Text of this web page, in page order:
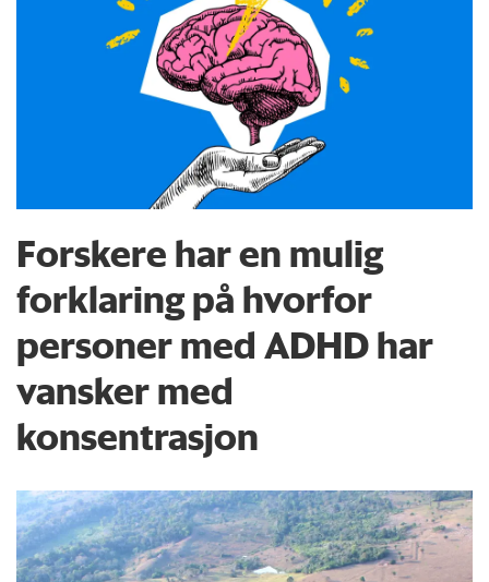
Forskere har en mulig
forklaring på hvorfor
personer med ADHD har
vansker med
konsentrasjon